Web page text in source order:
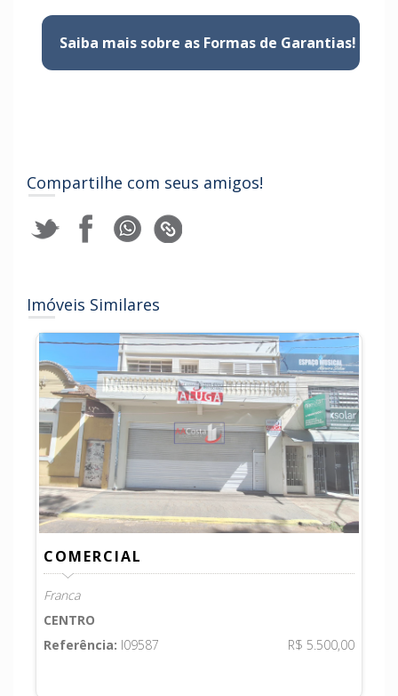
Saiba mais sobre as Formas de Garantias!
Compartilhe com seus amigos!
Imóveis Similares
COMERCIAL
Franca
CENTRO
Referência: I09587 R$ 5.500,00